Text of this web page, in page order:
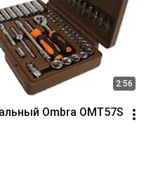
2:56
Ombra OMT57S